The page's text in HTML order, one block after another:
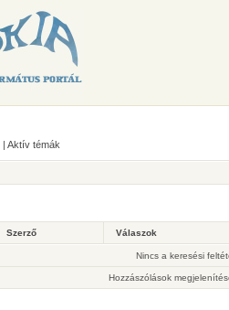
| Aktív témák
Szerző Válaszok
Nincs a keresési
Hozzászólások